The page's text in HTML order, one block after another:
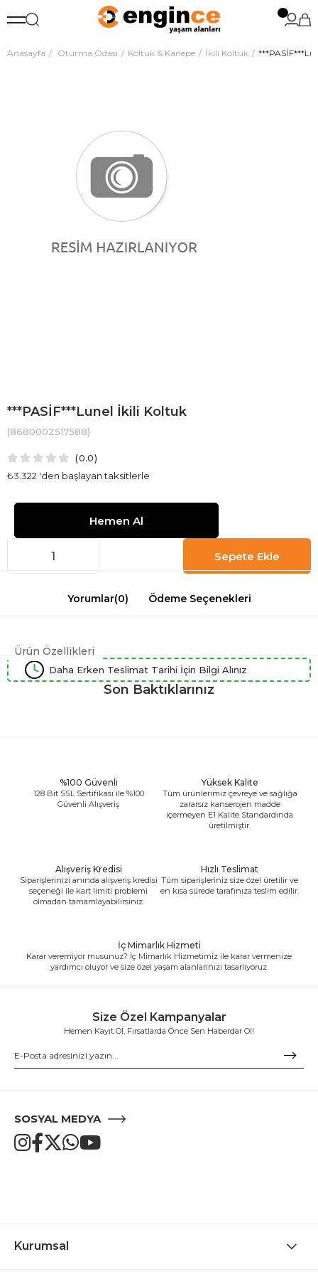
Anasayfa Oturma Odası Koltuk & Kanepe İkili Koltuk
***PASİF***Lunel İkili Koltuk
(8680002517588)
0.0
₺3.322 'den başlayan taksitlerle
Yorumlar(0) Ödeme Seçenekleri
Ürün Özellikleri
Daha Erken Teslimat Tarihi İçin Bilgi Alınız
Son Baktıklarınız
%100 Güvenli
128 Bit SSL Sertifikası ile %100
Güvenli Alışveriş
Yüksek Kalite
Tüm ürünlerimiz çevreye ve sağlığa
zararsız kanserojen madde
içermeyen E1 Kalite Standardında
üretilmiştir.
Alışveriş Kredisi
Siparişlerinizi anında alışveriş kredisi
seçeneği ile kart limiti problemi
olmadan tamamlayabilirsiniz.
Hızlı Teslimat
Tüm siparişleriniz size özel üretilir ve
en kısa sürede tarafınıza teslim edilir.
İç Mimarlık Hizmeti
Karar veremiyor musunuz? İç Mimarlık Hizmetimiz ile karar vermenize
yardımcı oluyor ve size özel yaşam alanlarınızı tasarlıyoruz.
Size Özel Kampanyalar
Hemen Kayıt Ol, Fırsatlarda Önce Sen Haberdar Ol!
SOSYAL MEDYA
Kurumsal